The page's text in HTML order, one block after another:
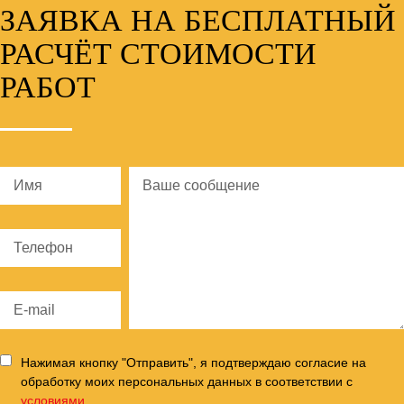
ЗАЯВКА НА БЕСПЛАТНЫЙ
РАСЧЁТ СТОИМОСТИ
РАБОТ
Нажимая кнопку "Отправить", я подтверждаю согласие на
обработку моих персональных данных в соответствии с
условиями